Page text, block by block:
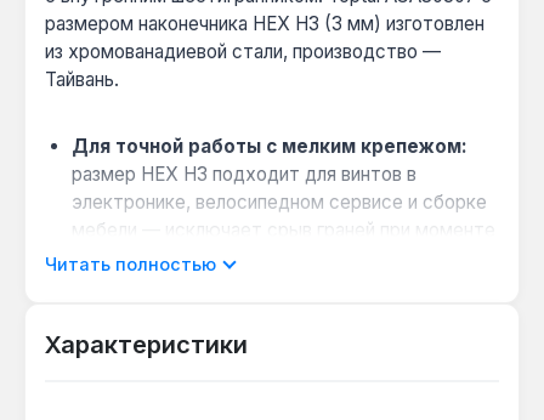
размером наконечника HEX Н3 (3 мм) изготовлен
из хромованадиевой стали, производство —
Тайвань.
Для точной работы с мелким крепежом:
размер HEX Н3 подходит для винтов в
электронике, велосипедном сервисе и сборке
мебели — исключает срыв граней при моменте
до 5 Н·м.
длинным плечом позволяет прикладывать
Читать полностью
Характеристики